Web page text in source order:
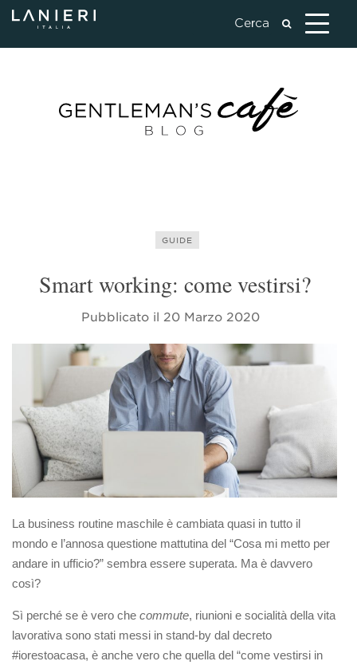
GUIDE
Smart working: come vestirsi?
Pubblicato il 20 Marzo 2020
La business routine maschile è cambiata quasi in tutto il
mondo e l’annosa questione mattutina del “Cosa mi metto per
andare in ufficio?” sembra essere superata. Ma è davvero
così?
Sì perché se è vero che commute, riunioni e socialità della vita
lavorativa sono stati messi in stand-by dal decreto
#iorestoacasa, è anche vero che quella del “come vestirsi in